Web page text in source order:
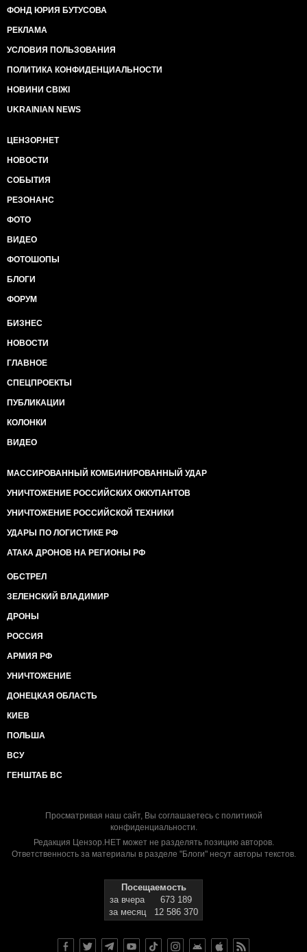
ФОНД ЮРИЯ БУТУСОВА
РЕКЛАМА
УСЛОВИЯ ПОЛЬЗОВАНИЯ
ПОЛИТИКА КОНФИДЕНЦИАЛЬНОСТИ
НОВИНИ СВІЖІ
UKRAINIAN NEWS
ЦЕНЗОР.НЕТ
НОВОСТИ
СОБЫТИЯ
РЕЗОНАНС
ФОТО
ВИДЕО
ФОТОШОПЫ
БЛОГИ
ФОРУМ
БИЗНЕС
НОВОСТИ
ГЛАВНОЕ
СПЕЦПРОЕКТЫ
ПУБЛИКАЦИИ
КОЛОНКИ
ВИДЕО
МАССИРОВАННЫЙ КОМБИНИРОВАННЫЙ УДАР
УНИЧТОЖЕНИЕ РОССИЙСКИХ ОККУПАНТОВ
УНИЧТОЖЕНИЕ РОССИЙСКОЙ ТЕХНИКИ
УДАРЫ ПО ЛОГИСТИКЕ РФ
АТАКА ДРОНОВ НА РЕГИОНЫ РФ
ОБСТРЕЛ
ЗЕЛЕНСКИЙ ВЛАДИМИР
ДРОНЫ
РОССИЯ
АРМИЯ РФ
УНИЧТОЖЕНИЕ
ДОНЕЦКАЯ ОБЛАСТЬ
КИЕВ
ПОЛЬША
ВСУ
ГЕНШТАБ ВС
Просматривая наш сайт, Вы соглашаетесь с политикой
конфиденциальности.
Редакция Цензор.НЕТ может не разделять позицию авторов.
Ответственность за материалы в разделе "Блоги" несут авторы текстов.
Посещаемость
за вчера
673 189
за месяц
12 586 370